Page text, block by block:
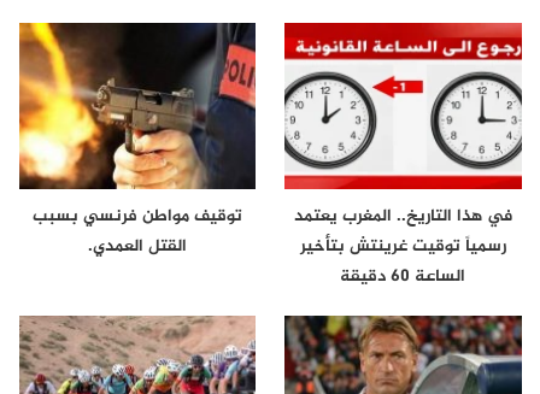
في هذا التاريخ.. المغرب يعتمد
رسمياً توقيت غرينتش بتأخير
الساعة 60 دقيقة
توقيف مواطن فرنسي بسبب
القتل العمدي.